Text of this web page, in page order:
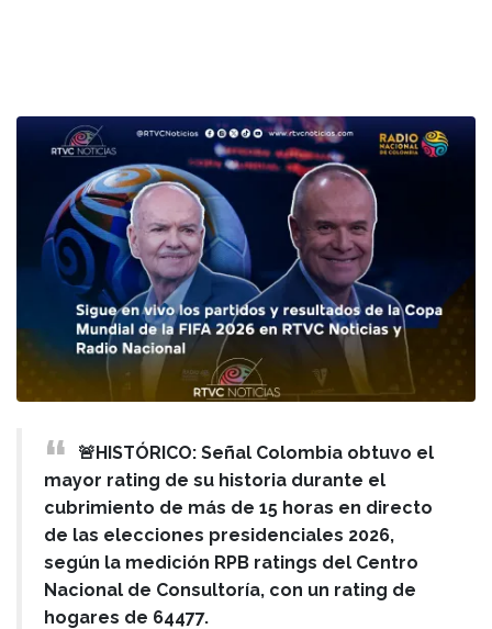
🚨HISTÓRICO: Señal Colombia obtuvo el
mayor rating de su historia durante el
cubrimiento de más de 15 horas en directo
de las elecciones presidenciales 2026,
según la medición RPB ratings del Centro
Nacional de Consultoría, con un rating de
hogares de 64477.